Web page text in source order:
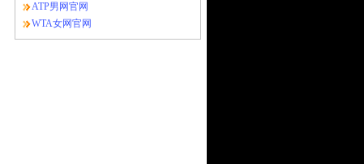
ATP男网官网
WTA女网官网